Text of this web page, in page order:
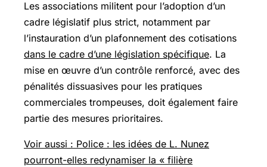
Les associations militent pour l’adoption d’un
cadre législatif plus strict, notamment par
l’instauration d’un plafonnement des cotisations
dans le cadre d’une législation spécifique. La
mise en œuvre d’un contrôle renforcé, avec des
pénalités dissuasives pour les pratiques
commerciales trompeuses, doit également faire
partie des mesures prioritaires.
Voir aussi : Police : les idées de L. Nunez
pourront-elles redynamiser la « filière